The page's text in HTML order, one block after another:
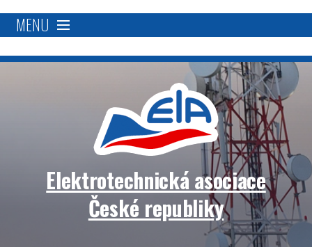
MENU
O nás
Proč se stát členem?
Členská základna
Přímá podpora
Elektrotechnická asociace
České republiky